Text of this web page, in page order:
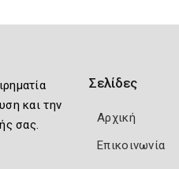
και την
σας.
Σελίδες
Αρχική
Επικοινωνία